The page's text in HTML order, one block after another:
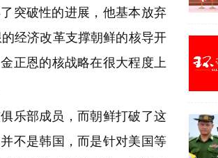
突破性的进展，他基本放弃
经济改革支撑朝鲜的核导开
正恩的核战略在很大程度上
乐部成员，而朝鲜打破了这
不是韩国，而是针对美国等